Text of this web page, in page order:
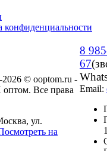
конфиденциальности
© ooptom.ru -
Все права
ул.
на
8
67
Email: